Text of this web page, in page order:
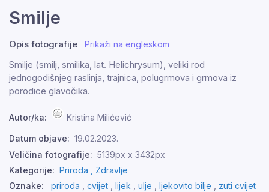
Smilje
Opis fotografije Prikaži na engleskom
Smilje (smilj, smilika, lat. Helichrysum), veliki rod
jednogodišnjeg raslinja, trajnica, polugrmova i grmova iz
porodice glavočika.
Autor/ka: Kristina Milićević
Datum objave: 19.02.2023.
Veličina fotografije: 5139px x 3432px
Kategorije: Priroda , Zdravlje
Oznake:
priroda cvijet lijek ulje ljekovito bilje
zuti cvijet